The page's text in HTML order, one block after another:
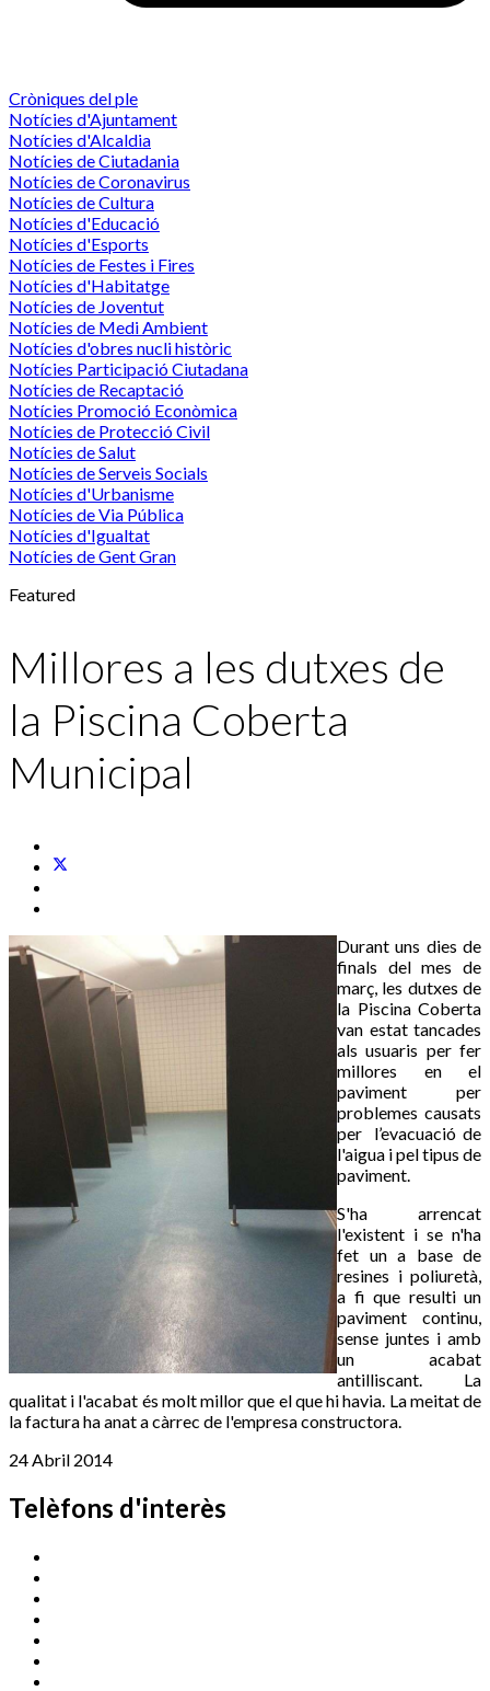
Cròniques del ple
Notícies d'Ajuntament
Notícies d'Alcaldia
Notícies de Ciutadania
Notícies de Coronavirus
Notícies de Cultura
Notícies d'Educació
Notícies d'Esports
Notícies de Festes i Fires
Notícies d'Habitatge
Notícies de Joventut
Notícies de Medi Ambient
Notícies d'obres nucli històric
Notícies Participació Ciutadana
Notícies de Recaptació
Notícies Promoció Econòmica
Notícies de Protecció Civil
Notícies de Salut
Notícies de Serveis Socials
Notícies d'Urbanisme
Notícies de Via Pública
Notícies d'Igualtat
Notícies de Gent Gran
Featured
Millores a les dutxes de
la Piscina Coberta
Municipal
Durant uns dies de
finals del mes de
març, les dutxes de
la Piscina Coberta
van estat tancades
als usuaris per fer
millores en el
paviment per
problemes causats
per l’evacuació de
l'aigua i pel tipus de
paviment.
S'ha arrencat
l'existent i se n'ha
fet un a base de
resines i poliuretà,
a fi que resulti un
paviment continu,
sense juntes i amb
un acabat
antilliscant. La
qualitat i l'acabat és molt millor que el que hi havia. La meitat de
la factura ha anat a càrrec de l'empresa constructora.
24 Abril 2014
Telèfons d'interès